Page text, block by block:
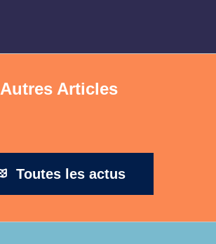
Autres Articles
Toutes les actus